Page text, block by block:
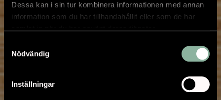
Dessa kan i sin tur kombinera informationen med annan
information som du har tillhandahållit eller som de har
Samtyckesval
Nödvändig
Inställningar